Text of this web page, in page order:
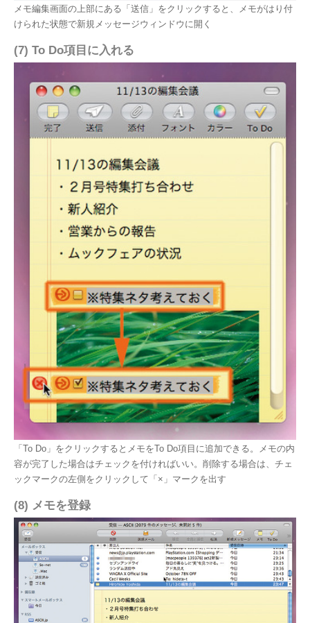
メモ編集画面の上部にある「送信」をクリックすると、メモがはり付
けられた状態で新規メッセージウィンドウに開く
(7) To Do項目に入れる
「To Do」をクリックするとメモをTo Do項目に追加できる。メモの内
容が完了した場合はチェックを付ければいい。削除する場合は、チェ
ックマークの左側をクリックして「×」マークを出す
(8) メモを登録